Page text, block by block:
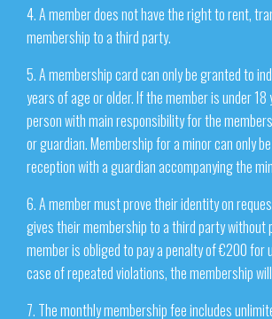
4. A member does not have the right to rent,
membership to a third party.
5. A membership card can only be granted to
years of age or older. If the member is under 18
person with main responsibility for the
or guardian. Membership for a minor can only
reception with a guardian accompanying the
6. A member must prove their identity on
gives their membership to a third party without
member is obliged to pay a penalty of €200 for
case of repeated violations, the membership
7. The monthly membership fee includes